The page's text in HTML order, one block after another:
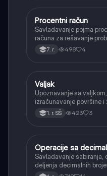
Matematika
Procentni račun
Savladavanje pojma
računa za rešavanje
života, kao što su
7. r. 498 4
Matematika
Valjak
Upoznavanje sa
izračunavanje površine i
1. r. SŠ 423 3
Matematika
Operacije sa
Savladavanje sabiranja,
deljenja decimalnih
decimalnih brojeva.